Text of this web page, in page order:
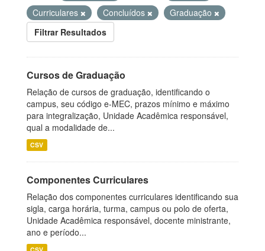
Curriculares
Concluídos
Graduação
Filtrar Resultados
Cursos de Graduação
Relação de cursos de graduação, identificando o
campus, seu código e-MEC, prazos mínimo e máximo
para integralização, Unidade Acadêmica responsável,
qual a modalidade de...
CSV
Componentes Curriculares
Relação dos componentes curriculares identificando sua
sigla, carga horária, turma, campus ou polo de oferta,
Unidade Acadêmica responsável, docente ministrante,
ano e período...